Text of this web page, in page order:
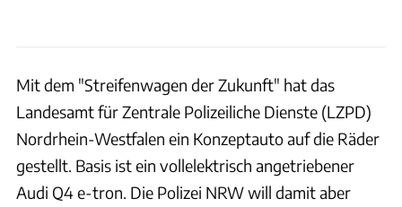
Mit dem "Streifenwagen der Zukunft" hat das
Landesamt für Zentrale Polizeiliche Dienste (LZPD)
Nordrhein-Westfalen ein Konzeptauto auf die Räder
gestellt. Basis ist ein vollelektrisch angetriebener
Audi Q4 e-tron. Die Polizei NRW will damit aber